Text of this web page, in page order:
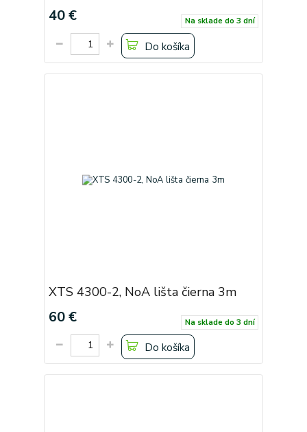
40 € Na sklade do 3 dní
Do košíka
XTS 4300-2, NoA lišta čierna 3m
60 € Na sklade do 3 dní
Do košíka